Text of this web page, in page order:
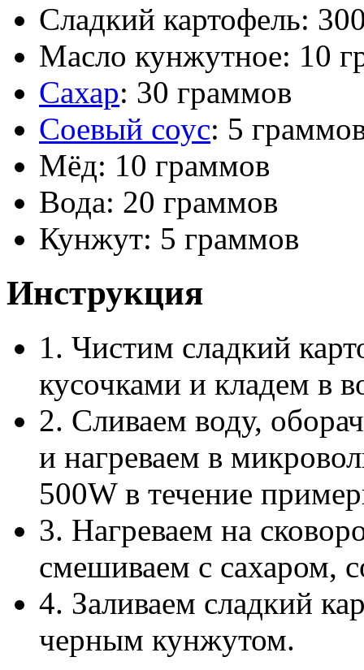
Сладкий картофель:
Масло кунжутное: 10
Сахар: 30 граммов
Соевый соус: 5
Мёд: 10 граммов
Вода: 20 граммов
Кунжут: 5 граммов
Инструкция
1. Чистим сладкий
кусочками и кладем в
2. Сливаем воду,
и нагреваем в
500W в течение
3. Нагреваем на
смешиваем с сахаром,
4. Заливаем сладкий
черным кунжутом.